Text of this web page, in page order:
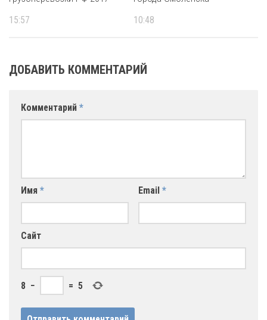
15:57 10:48
ДОБАВИТЬ КОММЕНТАРИЙ
Комментарий *
Имя * Email *
Сайт
8 − = 5